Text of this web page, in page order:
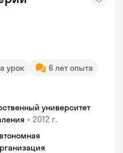
урок
6 лет опыта
университет
• 2012 г.